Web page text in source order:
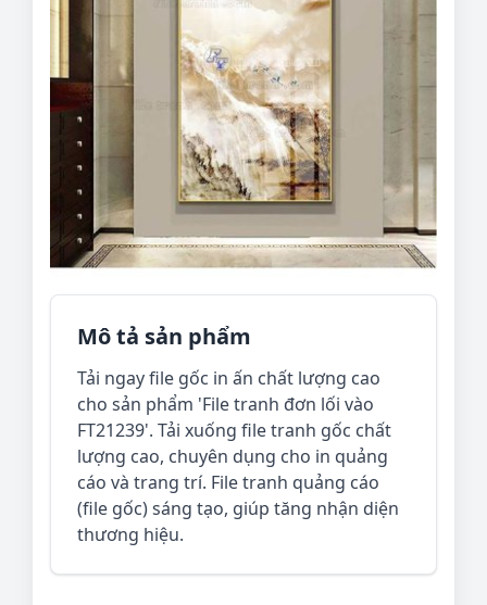
Mô tả sản phẩm
Tải ngay file gốc in ấn chất lượng cao
cho sản phẩm 'File tranh đơn lối vào
FT21239'. Tải xuống file tranh gốc chất
lượng cao, chuyên dụng cho in quảng
cáo và trang trí. File tranh quảng cáo
(file gốc) sáng tạo, giúp tăng nhận diện
thương hiệu.